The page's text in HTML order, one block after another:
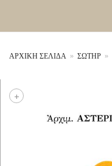
ΑΡΧΙΚΉ ΣΕΛΊΔΑ » ΣΩΤΗΡ »
+